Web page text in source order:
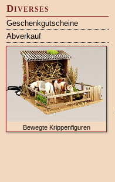
Diverses
Geschenkgutscheine
Abverkauf
Bewegte Krippenfiguren